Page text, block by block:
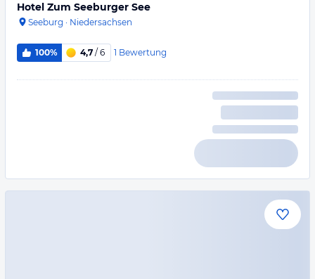
Hotel Zum Seeburger See
Seeburg · Niedersachsen
100% 4,7 / 6 1 Bewertung